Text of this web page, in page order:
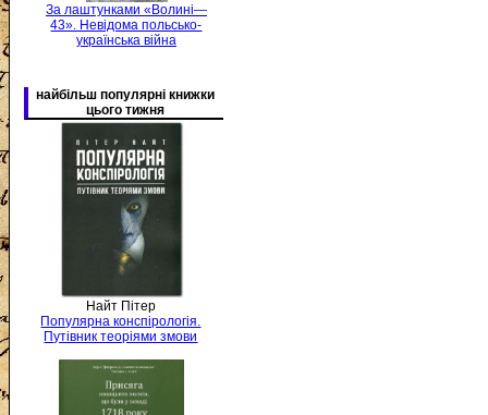
За лаштунками «Волині—
43». Невідома польсько-
українська війна
найбільш популярні книжки
цього тижня
Найт Пітер
Популярна конспірологія.
Путівник теоріями змови